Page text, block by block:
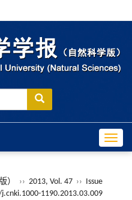
） ›› 2013, Vol. 47 ››
Issue
1190.2013.03.009